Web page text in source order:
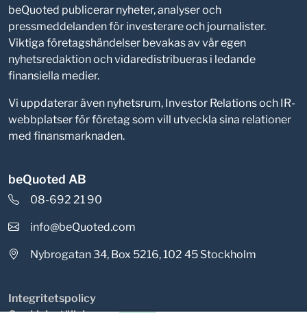
beQuoted publicerar nyheter, analyser och
pressmeddelanden för investerare och journalister.
Viktiga företagshändelser bevakas av vår egen
nyhetsredaktion och vidaredistribueras i ledande
finansiella medier.
Vi uppdaterar även nyhetsrum, Investor Relations och IR-
webbplatser för företag som vill utveckla sina relationer
med finansmarknaden.
beQuoted AB
08-692 21 90
info@beQuoted.com
Nybrogatan 34, Box 5216, 102 45 Stockholm
Integritetspolicy